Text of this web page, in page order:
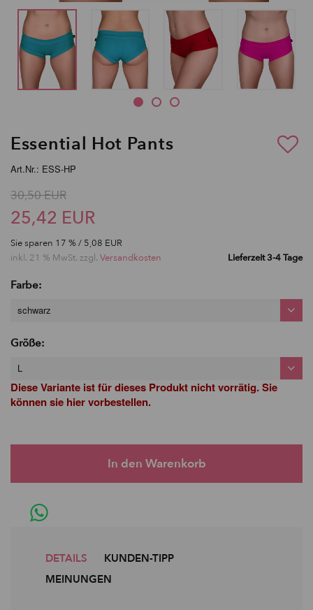
Essential Hot Pants
Art.Nr.: ESS-HP
30,50 EUR
25,42 EUR
Sie sparen 17 % / 5,08 EUR
inkl. 21 % MwSt. zzgl. Versandkosten Lieferzeit 3-4 Tage
Farbe:
schwarz
Größe:
L
Diese Variante ist für dieses Produkt nicht vorrätig. Sie
können sie hier vorbestellen.
DETAILS
KUNDEN-TIPP
MEINUNGEN